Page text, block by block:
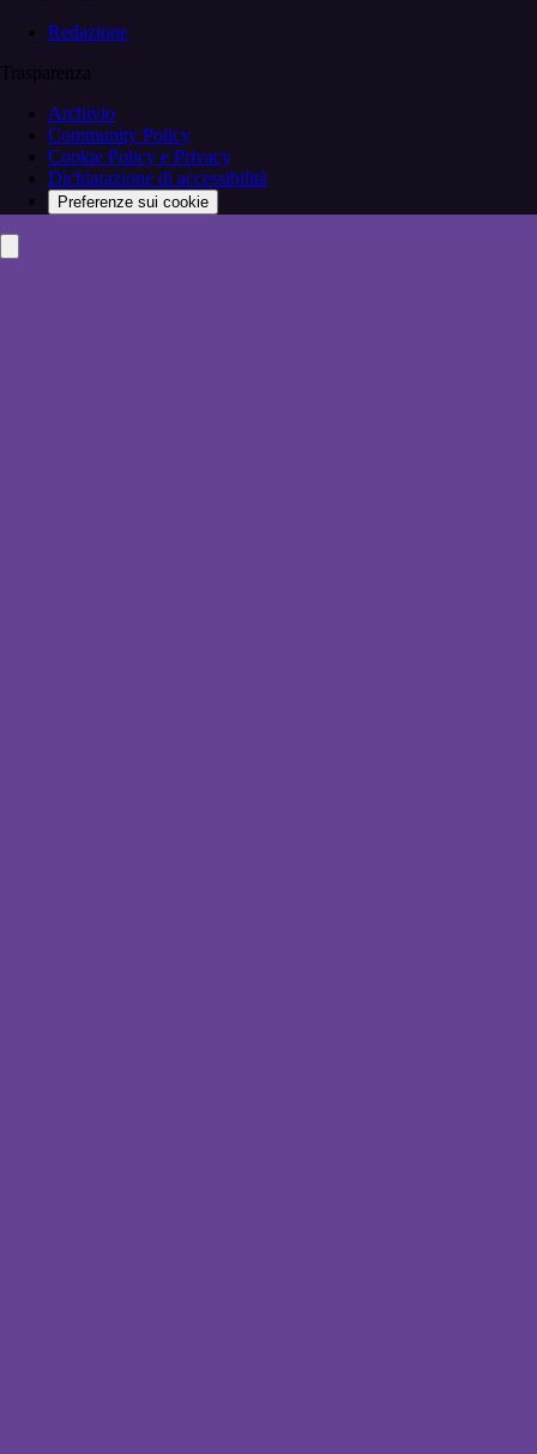
Redazione
Trasparenza
Archivio
Community Policy
Cookie Policy e Privacy
Dichiarazione di accessibilità
Preferenze sui cookie